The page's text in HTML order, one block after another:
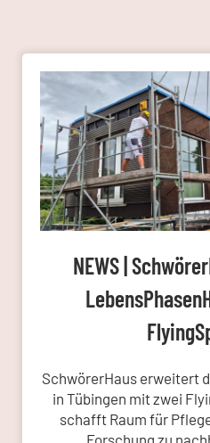
NEWS |
SchwörerHaus erweitert
in Tübingen mit zwei
schafft Raum für
Forschung zu